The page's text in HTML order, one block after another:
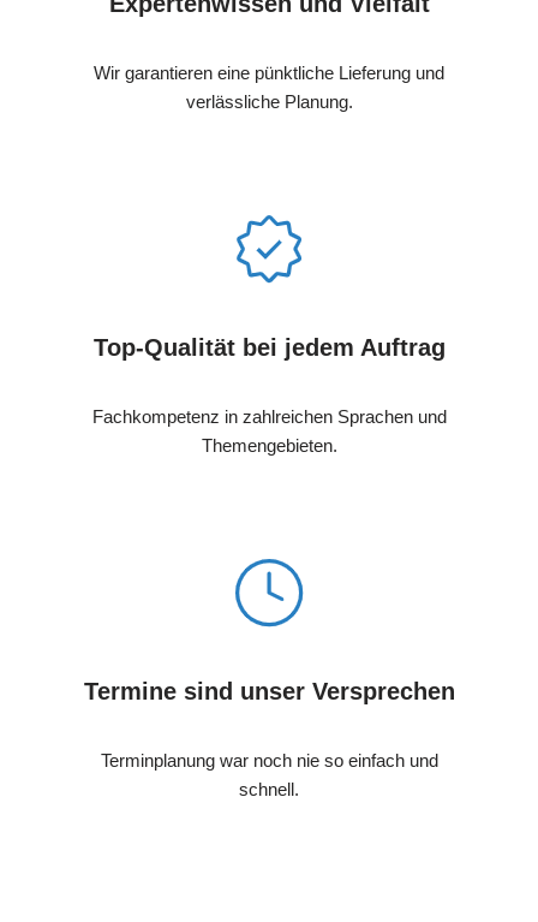
Wir garantieren eine pünktliche Lieferung und
verlässliche Planung.
Top-Qualität bei jedem Auftrag
Fachkompetenz in zahlreichen Sprachen und
Themengebieten.
Termine sind unser Versprechen
Terminplanung war noch nie so einfach und
schnell.